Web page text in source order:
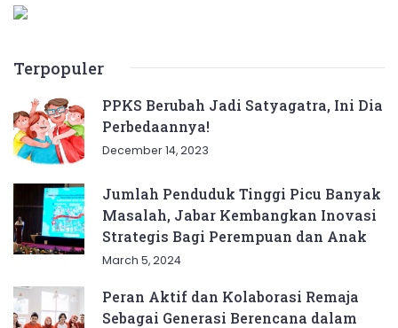
Terpopuler
PPKS Berubah Jadi Satyagatra, Ini Dia
Perbedaannya!
December 14, 2023
Jumlah Penduduk Tinggi Picu Banyak
Masalah, Jabar Kembangkan Inovasi
Strategis Bagi Perempuan dan Anak
March 5, 2024
Peran Aktif dan Kolaborasi Remaja
Sebagai Generasi Berencana dalam